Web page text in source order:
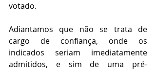
votado.
Adiantamos que não se trata de
cargo de confiança, onde os
indicados seriam imediatamente
admitidos, e sim de uma pré-